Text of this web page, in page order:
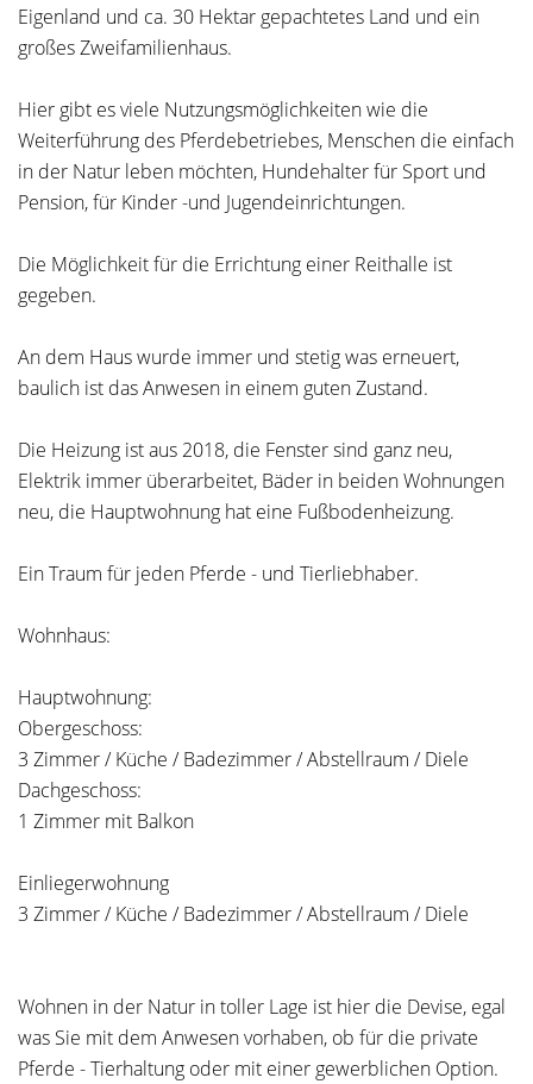
Eigenland und ca. 30 Hektar gepachtetes Land und ein
großes Zweifamilienhaus.
Hier gibt es viele Nutzungsmöglichkeiten wie die
Weiterführung des Pferdebetriebes, Menschen die einfach
in der Natur leben möchten, Hundehalter für Sport und
Pension, für Kinder -und Jugendeinrichtungen.
Die Möglichkeit für die Errichtung einer Reithalle ist
gegeben.
An dem Haus wurde immer und stetig was erneuert,
baulich ist das Anwesen in einem guten Zustand.
Die Heizung ist aus 2018, die Fenster sind ganz neu,
Elektrik immer überarbeitet, Bäder in beiden Wohnungen
neu, die Hauptwohnung hat eine Fußbodenheizung.
Ein Traum für jeden Pferde - und Tierliebhaber.
Wohnhaus:
Hauptwohnung:
Obergeschoss:
3 Zimmer / Küche / Badezimmer / Abstellraum / Diele
Dachgeschoss:
1 Zimmer mit Balkon
Einliegerwohnung
3 Zimmer / Küche / Badezimmer / Abstellraum / Diele
Wohnen in der Natur in toller Lage ist hier die Devise, egal
was Sie mit dem Anwesen vorhaben, ob für die private
Pferde - Tierhaltung oder mit einer gewerblichen Option.